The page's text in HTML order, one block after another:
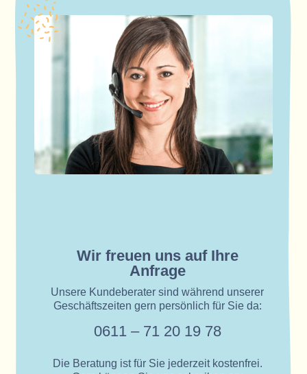
Wir freuen uns auf Ihre
Anfrage
Unsere Kundeberater sind während unserer
Geschäftszeiten gern persönlich für Sie da:
0611 – 71 20 19 78
Die Beratung ist für Sie jederzeit kostenfrei.